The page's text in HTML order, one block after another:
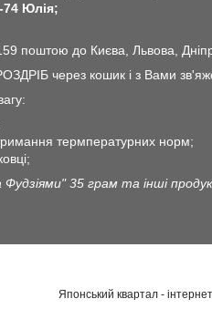
74 Юлія;
поштою до Києва, Львова,
через кошик і з Вами
термпературних норм;
35 грам та інші